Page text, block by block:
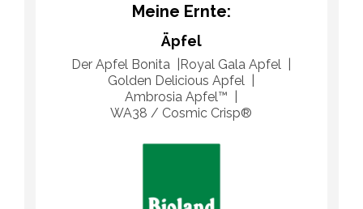
Meine Ernte:
Äpfel
Der Apfel Bonita
Royal Gala Apfel
Golden Delicious Apfel
Ambrosia Apfel™​
WA38 / Cosmic Crisp®